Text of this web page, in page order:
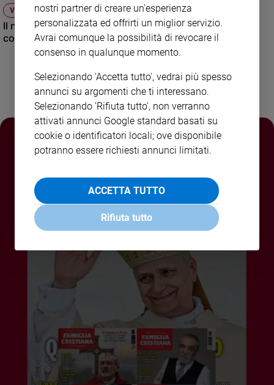
Policy
Contatti
Pubblicità
Registrati
Redazione
VIDEO
Il nuovo numero di Famiglia Cristiana raccontato dal
condirettore.
nostri partner di creare un'esperienza
personalizzata ed offrirti un miglior servizio.
Avrai comunque la possibilità di revocare il
consenso in qualunque momento.
Selezionando 'Accetta tutto', vedrai più spesso
annunci su argomenti che ti interessano.
Selezionando 'Rifiuta tutto', non verranno
attivati annunci Google standard basati su
cookie o identificatori locali; ove disponibile
potranno essere richiesti annunci limitati.
ACCETTA TUTTO
Rifiuta tutto